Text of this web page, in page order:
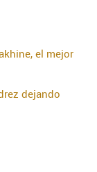
el mejor
dejando